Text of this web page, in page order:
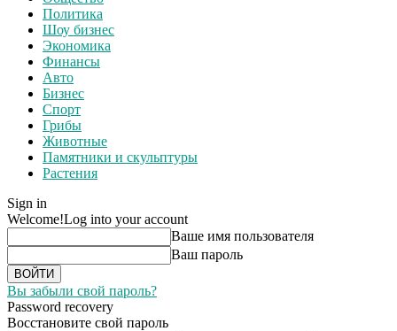
Политика
Шоу бизнес
Экономика
Финансы
Авто
Бизнес
Спорт
Грибы
Животные
Памятники и скульптуры
Растения
Sign in
Welcome!Log into your account
Ваше имя пользователя
Ваш пароль
Вы забыли свой пароль?
Password recovery
Восстановите свой пароль